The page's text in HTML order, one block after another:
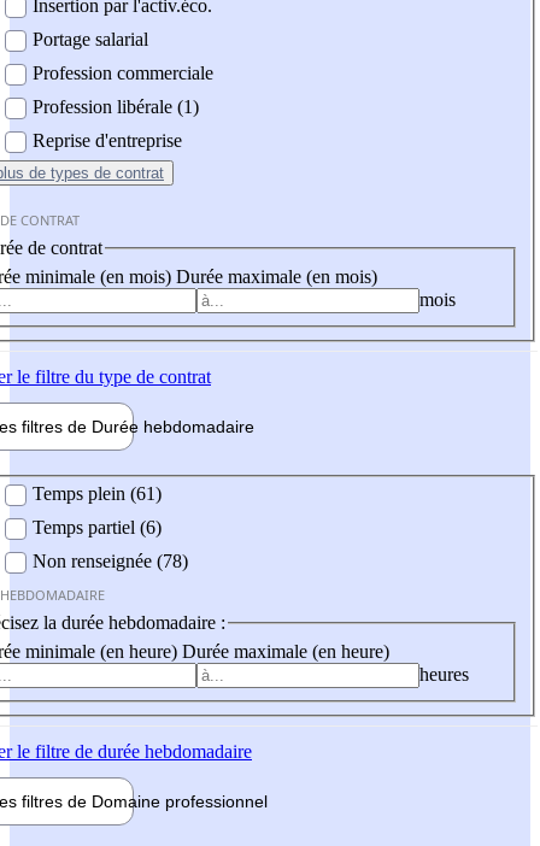
Insertion par l'activ.éco.
Portage salarial
Profession commerciale
Profession libérale (1)
Reprise d'entreprise
de types de contrat
CONTRAT
de contrat
minimale (en mois) Durée maximale (en mois)
mois
le filtre du type de contrat
filtres de Durée hebdomadaire
Temps plein (61)
Temps partiel (6)
Non renseignée (78)
la durée hebdomadaire :
minimale (en heure) Durée maximale (en heure)
heures
le filtre de durée hebdomadaire
filtres de Domaine professionnel